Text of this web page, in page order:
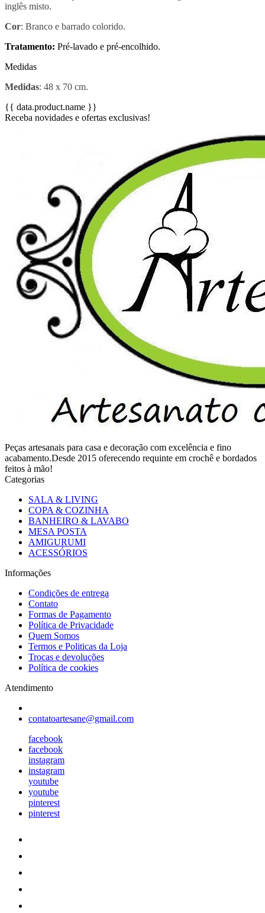
inglês misto.
Cor: Branco e barrado colorido.
Tratamento: Pré-lavado e pré-encolhido.
Medidas
Medidas: 48 x 70 cm.
{{ data.product.name }}
Receba novidades e ofertas exclusivas!
Peças artesanais para casa e decoração com excelência e fino
acabamento.Desde 2015 oferecendo requinte em crochê e bordados
feitos à mão!
Categorias
SALA & LIVING
COPA & COZINHA
BANHEIRO & LAVABO
MESA POSTA
AMIGURUMI
ACESSÓRIOS
Informações
Condições de entrega
Contato
Formas de Pagamento
Política de Privacidade
Quem Somos
Termos e Politicas da Loja
Trocas e devoluções
Política de cookies
Atendimento
contatoartesane@gmail.com
facebook
facebook
instagram
instagram
youtube
youtube
pinterest
pinterest